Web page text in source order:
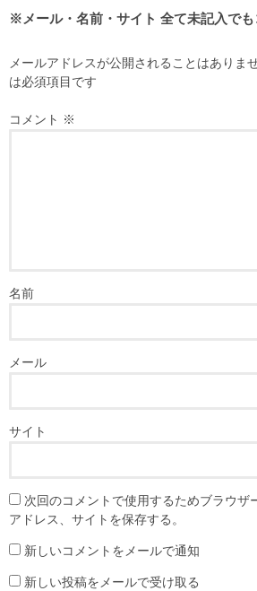
メールアドレスが公開されることはありませ
は必須項目です
コメント ※
名前
メール
サイト
次回のコメントで使用するためブラウザ
アドレス、サイトを保存する。
新しいコメントをメールで通知
新しい投稿をメールで受け取る